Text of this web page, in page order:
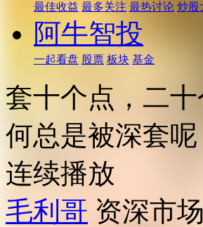
最佳收益 最多关注 最热讨论 炒股
阿牛智投
一起看盘 股票 板块 基金
套十个点，二
何总是被深套
连续播放
毛利哥 资深市